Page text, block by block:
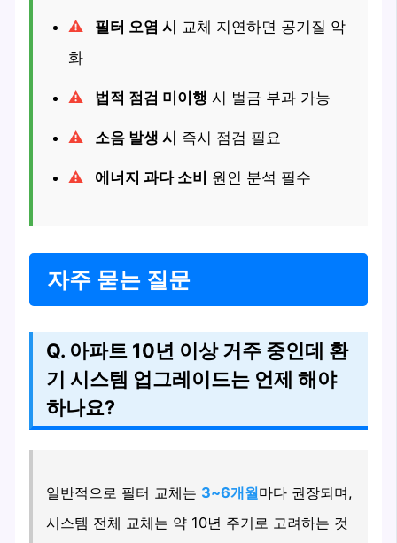
필터 오염 시 교체 지연하면 공기질 악
화
법적 점검 미이행 시 벌금 부과 가능
소음 발생 시 즉시 점검 필요
에너지 과다 소비 원인 분석 필수
자주 묻는 질문
Q. 아파트 10년 이상 거주 중인데 환
기 시스템 업그레이드는 언제 해야
하나요?
일반적으로 필터 교체는 3~6개월마다 권장되며,
시스템 전체 교체는 약 10년 주기로 고려하는 것